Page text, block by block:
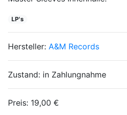
LP's
Hersteller: A&M Records
Zustand: in Zahlungnahme
Preis: 19,00 €